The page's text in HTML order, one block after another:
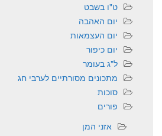
ט"ו בשבט
יום האהבה
יום העצמאות
יום כיפור
ל"ג בעומר
מתכונים מסורתיים לערבי חג
סוכות
פורים
אזני המן